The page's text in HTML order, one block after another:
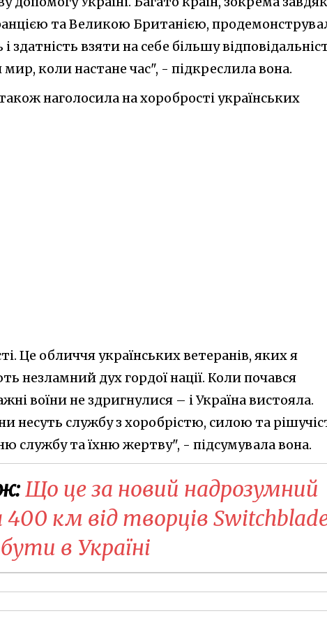
та Великою Британією,
здатність взяти на себе більшу
коли настане час", - підкреслила вона.
наголосила на хоробрості українських
Це обличчя українських ветеранів, яких я
незламний дух гордої нації. Коли почався
воїни не здригнулися – і Україна вистояла.
несуть службу з хоробрістю, силою та
службу та їхню жертву", - підсумувала вона.
Що це за новий надрозумний
км від творців
в Україні